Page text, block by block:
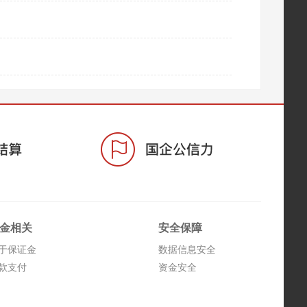
相关
保证金
支付
安全保障
数据信息安全
资金安全